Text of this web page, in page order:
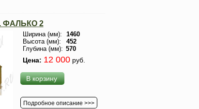
ФАЛЬКО 2
Ширина (мм):
1460
Высота (мм):
452
Глубина (мм): 570
Цена: 12 000руб.
В корзину
Подробное описание >>>